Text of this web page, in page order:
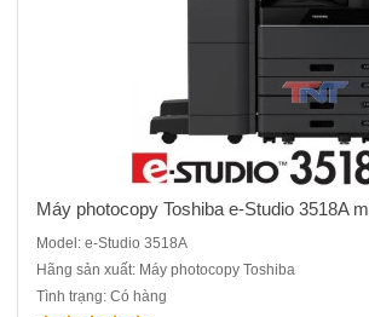
Máy photocopy Toshiba e-Studio 3518A
Model: e-Studio 3518A
Hãng sản xuất: Máy photocopy Toshiba
Tình trạng: Có hàng
Máy photocopy Toshiba e-Studio 4518A.ĐQSD